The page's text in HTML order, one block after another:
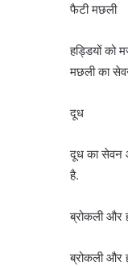
फैटी मछली
हड्डियों को
मछली का
दूध
दूध का सेवन
है.
ब्रोकली और
ब्रोकली और